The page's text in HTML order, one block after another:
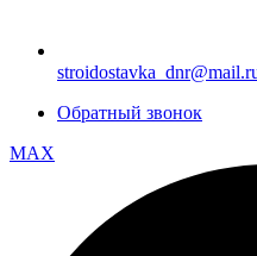
Обратный звонок
MAX